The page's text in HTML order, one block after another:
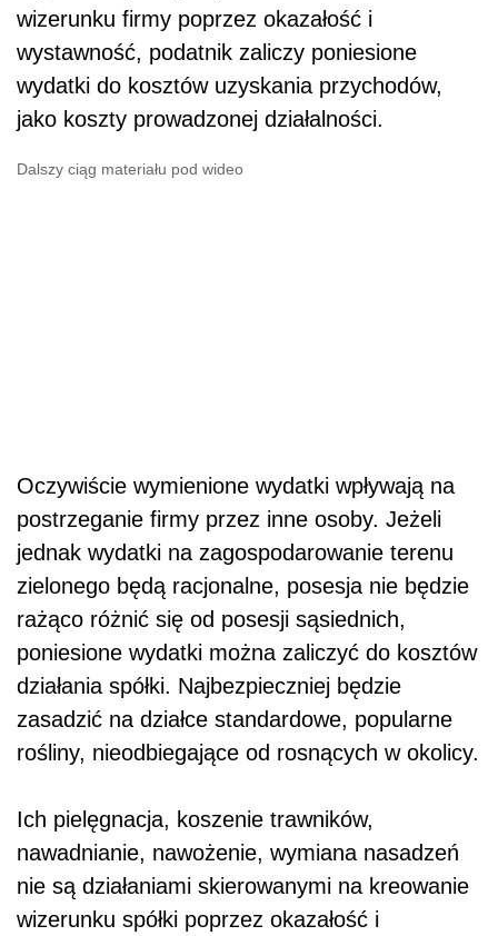
wizerunku firmy poprzez okazałość i
wystawność, podatnik zaliczy poniesione
wydatki do kosztów uzyskania przychodów,
jako koszty prowadzonej działalności.
Dalszy ciąg materiału pod wideo
Oczywiście wymienione wydatki wpływają na
postrzeganie firmy przez inne osoby. Jeżeli
jednak wydatki na zagospodarowanie terenu
zielonego będą racjonalne, posesja nie będzie
rażąco różnić się od posesji sąsiednich,
poniesione wydatki można zaliczyć do kosztów
działania spółki. Najbezpieczniej będzie
zasadzić na działce standardowe, popularne
rośliny, nieodbiegające od rosnących w okolicy.
Ich pielęgnacja, koszenie trawników,
nawadnianie, nawożenie, wymiana nasadzeń
nie są działaniami skierowanymi na kreowanie
wizerunku spółki poprzez okazałość i